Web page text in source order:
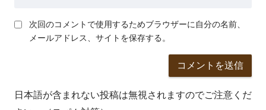
次回のコメントで使用するためブラウザーに自分の名前、
メールアドレス、サイトを保存する。
日本語が含まれない投稿は無視されますのでご注意くだ